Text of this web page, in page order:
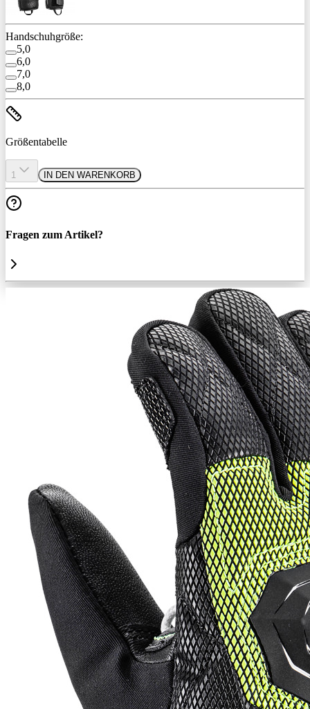
Handschuhgröße:
5,0
6,0
7,0
8,0
Größentabelle
1 IN DEN WARENKORB
Fragen zum Artikel?